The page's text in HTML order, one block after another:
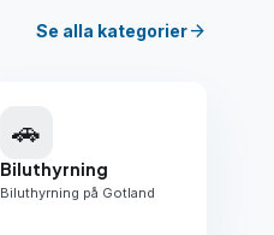
Se alla kategorierarrow_forward
🚗
Biluthyrning
Biluthyrning på Gotland